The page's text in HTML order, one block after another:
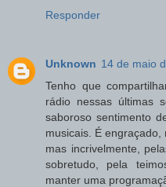
Responder
Unknown 14 de maio
Tenho que
rádio nessas últimas
saboroso sentimento
musicais. É engraçado,
mas incrivelmente,
sobretudo, pela
manter uma